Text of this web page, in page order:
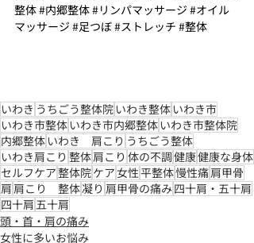
整体#内郷整体#リンパマッサージ #オイル
マッサージ #足つぼ#ストレッチ #整体
いわき うちごう整体院いわき整体いわき市
いわき市整体いわき市内郷整体いわき市整体院
内郷整体いわき 肩こり うちごう整体
いわき肩こり 整体肩こり 体の不調健康健康な身体
セルフケア整体院ケア女性平整体慢性痛肩甲骨
肩肩こり 整体凝り 肩甲骨の痛み 四十肩・五十肩
四十肩五十肩
頭・首・肩の痛み
女性に多いお悩み